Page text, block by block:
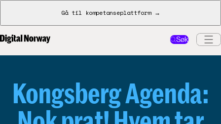
Gå til kompetanseplattform →
Søk
Kongsberg Agenda: